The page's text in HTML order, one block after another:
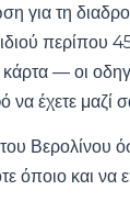
για τη
περίπου
— οι
να έχετε
του
όποιο και να